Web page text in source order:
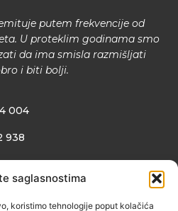
saglasnostima
koristimo tehnologije poput kolačića
putem frekvencije od
U proteklim godinama smo
da ima smisla razmišljati
i biti bolji.
004
938
3. SPRAT), 72000 ZENICA